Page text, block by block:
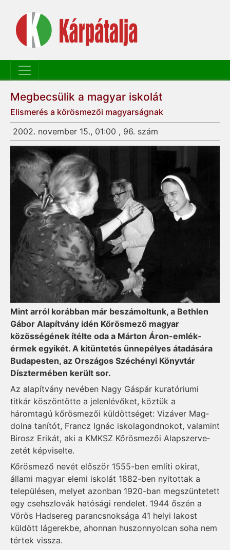
Megbecsülik a magyar iskolát
Elismerés a kőrösmezői magyarságnak
2002. november 15., 01:00 , 96. szám
Mint arról korábban már beszámoltunk, a Bethlen
Gá­bor Ala­pítvány idén Kőrösmező ma­gyar
közösségének ítélte oda a Márton Áron-em­lék­
érmek egyikét. A kitüntetés ünnepélyes átadására
Bu­dapesten, az Országos Szé­chényi Könyv­tár
Díszter­mé­ben került sor.
Az alapítvány nevében Nagy Gáspár kuratóriumi
titkár kö­szöntötte a jelenlévőket, köz­tük a
háromtagú kőrösmezői kül­dött­séget: Vizáver Mag­
dol­na tanítót, Francz Ignác iskola­gondnokot, valamint
Birosz Erikát, aki a KMKSZ Kőrös­mezői Alap­­­­­­szer­ve­
zetét kép­vi­selte.
Kőrösmező nevét először 1555-ben említi okirat,
állami magyar elemi iskolát 1882-ben nyitottak a
településen, melyet azonban 1920-ban megszün­tetett
egy csehszlovák hatósági rendelet. 1944 őszén a
Vörös Hadsereg parancsnoksága 41 helyi lakost
küldött lágerekbe, ahonnan huszonnyolcan soha nem
tértek vissza.